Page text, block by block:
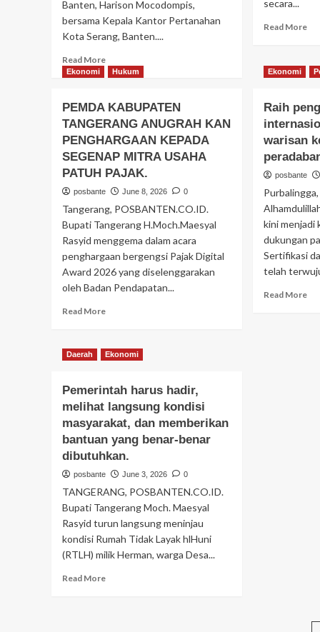
RUTIN
DAN
BERI
Banten, Harison Mocodompis,
bersama Kepala Kantor Pertanahan
Kota Serang, Banten....
Read MoreRead
more
ATR
:
Serta
mendukung
terwujudnya
tertib
administrasi
pertanahan
Serang.
secara...
Read More
Ekonomi Hukum
PEMDA KABUPATEN
TANGERANG ANUGRAH KAN
PENGHARGAAN KEPADA
SEGENAP MITRA USAHA
PATUH PAJAK.
posbante June 8, 2026 0
Tangerang, POSBANTEN.CO.ID.
Bupati Tangerang H.Moch.Maesyal
Rasyid menggema dalam acara
penghargaan bergengsi Pajak Digital
Award 2026 yang diselenggarakan
oleh Badan Pendapatan...
Read MoreRead
PEMDA
KABUPATEN
ANUGRAH
KAN
PENGHARGAAN
KEPADA
SEGENAP
MITRA
USAHA
PAJAK.
Ekonomi
Raih
warisan
posbante
kini menjadi
dukungan
Sertifikasi
telah
Read More
Daerah Ekonomi
Pemerintah harus hadir,
melihat langsung kondisi
masyarakat, dan memberikan
bantuan yang benar-benar
dibutuhkan.
posbante June 3, 2026 0
TANGERANG, POSBANTEN.CO.ID.
Bupati Tangerang Moch. Maesyal
Rasyid turun langsung meninjau
kondisi Rumah Tidak Layak hlHuni
(RTLH) milik Herman, warga Desa...
Read MoreRead